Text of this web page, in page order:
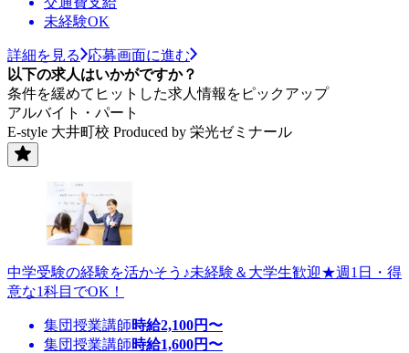
未経験OK
詳細を見る
応募画面に進む
以下の求人はいかがですか？
条件を緩めてヒットした求人情報をピックアップ
アルバイト・パート
E-style 大井町校 Produced by 栄光ゼミナール
中学受験の経験を活かそう♪未経験＆大学生歓迎★週1日・得
意な1科目でOK！
集団授業講師時給2,100円〜
集団授業講師時給1,600円〜